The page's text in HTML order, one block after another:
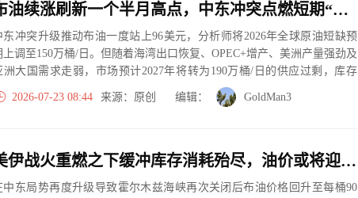
布油续涨刷新一个半月高点，中东冲突点燃短期“油荒”预期
东冲突升级推动布油一度站上96美元，分析师将2026年全球原油短缺预
上调至150万桶/日。但随着海湾出口恢复、OPEC+增产、美洲产量强劲及
洲大国需求走弱，市场预计2027年将转为190万桶/日的供应过剩，库存
...
2026-07-23 08:44 来源：原创 编辑： GoldMan3
美伊战火重燃之下缓冲库存消耗殆尽，油价或将迎来新一轮暴涨
中东局势再度升级导致霍尔木兹海峡再次关闭后布油价格回升至每桶90